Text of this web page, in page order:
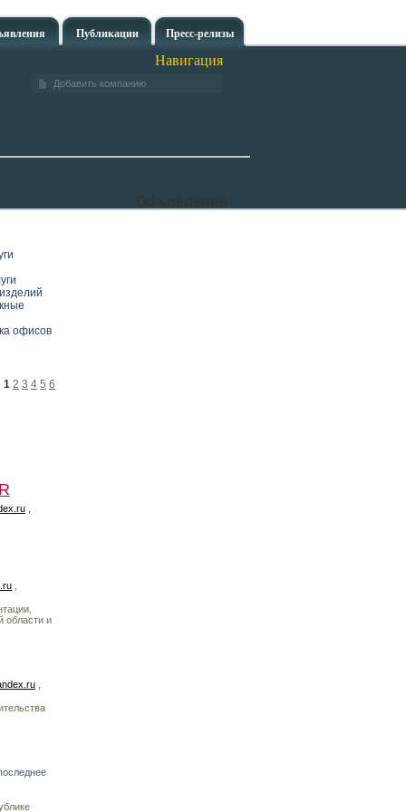
Публикации Пресс-релизы
Навигация
Добавить компанию
офисов
1 2 3 4 5 6
области и